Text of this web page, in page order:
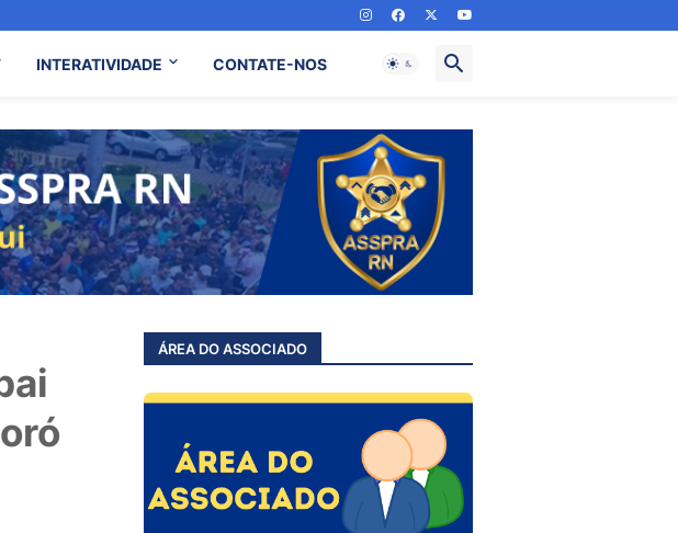
INTERATIVIDADE CONTATE-NOS
ÁREA DO ASSOCIADO